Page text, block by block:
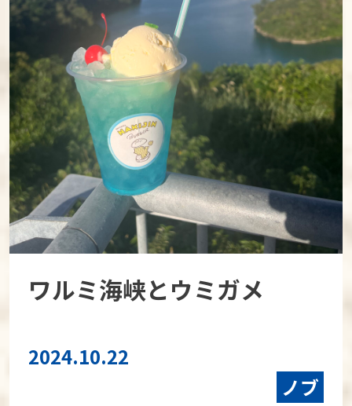
ワルミ海峡とウミガメ
2024.10.22
ノブ